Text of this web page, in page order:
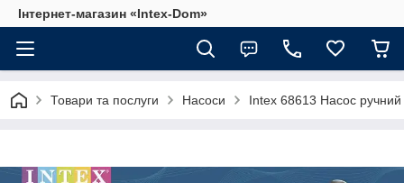
Інтернет-магазин «Intex-Dom»
Товари та послуги Насоси Intex 68613 Насос ручний